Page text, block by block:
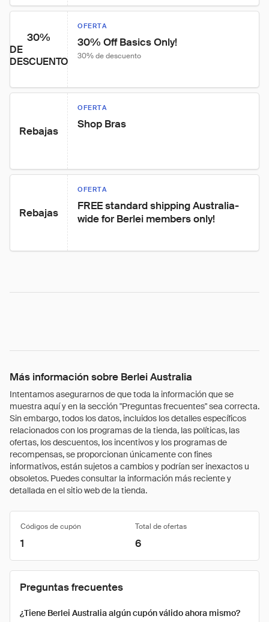
30%
DE
DESCUENTO
OFERTA
30% Off Basics Only!
30% de descuento
Rebajas
OFERTA
Shop Bras
Rebajas
OFERTA
FREE standard shipping Australia-
wide for Berlei members only!
Más información sobre Berlei Australia
Intentamos asegurarnos de que toda la información que se
muestra aquí y en la sección "Preguntas frecuentes" sea correcta.
Sin embargo, todos los datos, incluidos los detalles específicos
relacionados con los programas de la tienda, las políticas, las
ofertas, los descuentos, los incentivos y los programas de
recompensas, se proporcionan únicamente con fines
informativos, están sujetos a cambios y podrían ser inexactos u
obsoletos. Puedes consultar la información más reciente y
detallada en el sitio web de la tienda.
Códigos de cupón Total de ofertas
1 6
Preguntas frecuentes
¿Tiene Berlei Australia algún cupón válido ahora mismo?